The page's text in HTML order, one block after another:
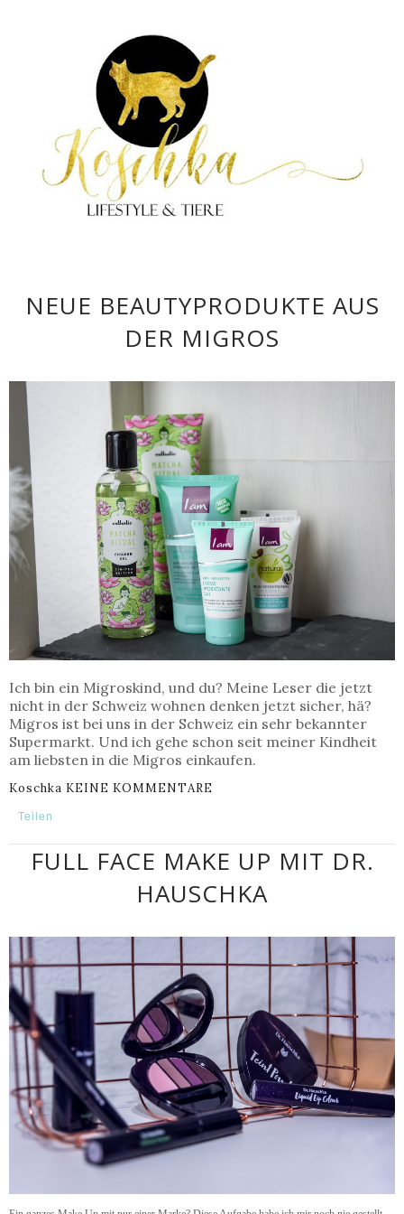
NEUE BEAUTYPRODUKTE AUS
DER MIGROS
Ich bin ein Migroskind, und du? Meine Leser die jetzt
nicht in der Schweiz wohnen denken jetzt sicher, hä?
Migros ist bei uns in der Schweiz ein sehr bekannter
Supermarkt. Und ich gehe schon seit meiner Kindheit
am liebsten in die Migros einkaufen.
Koschka KEINE KOMMENTARE
Teilen
FULL FACE MAKE UP MIT DR.
HAUSCHKA